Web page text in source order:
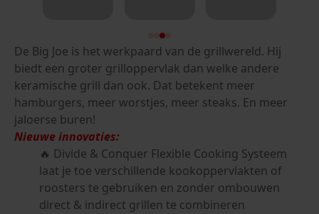
De Big Joe is het werkpaard van de grillwereld. Hij
biedt een groter grilloppervlak dan welke andere
keramische grill dan ook. Dat betekent meer
hamburgers, meer worstjes, meer steaks. En meer
jaloerse buren!
Nieuwe innovaties:
Divide & Conquer Flexible Cooking Systeem
laat je toe verschillende kookoppervlakten of
roosters te gebruiken en zonder ombouwen
direct & indirect grillen te combineren